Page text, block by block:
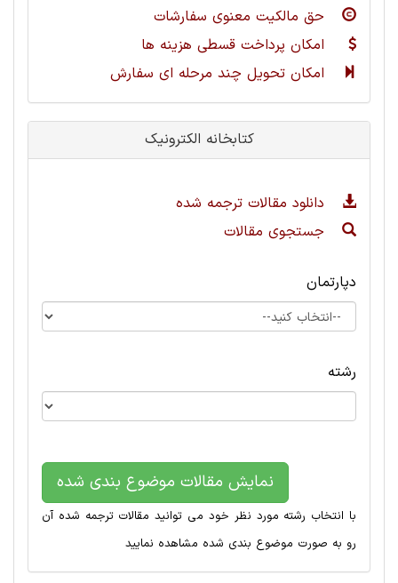
حق مالکیت معنوی سفارشات
امکان پرداخت قسطی هزینه ها
امکان تحویل چند مرحله ای سفارش
کتابخانه الکترونیک
دانلود مقالات ترجمه شده
جستجوی مقالات
دپارتمان
رشته
نمایش مقالات موضوع بندی شده
با انتخاب رشته مورد نظر خود می توانید مقالات ترجمه شده آن
رو به صورت موضوع بندی شده مشاهده نمایید